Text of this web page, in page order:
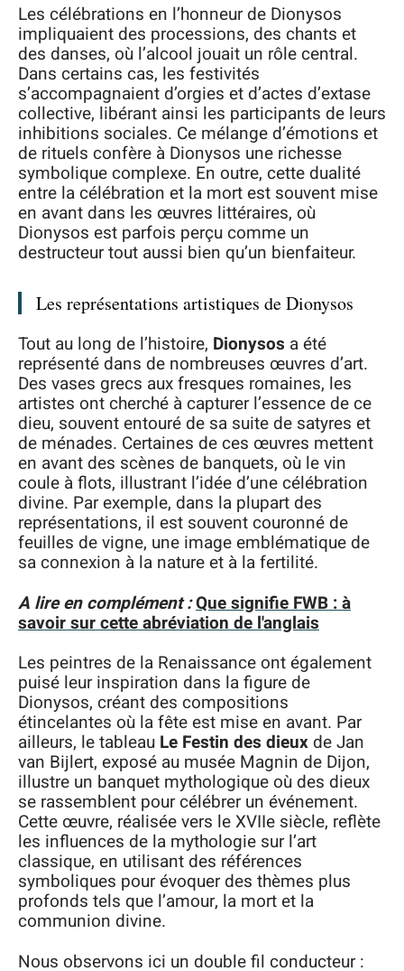
Les célébrations en l’honneur de Dionysos
impliquaient des processions, des chants et
des danses, où l’alcool jouait un rôle central.
Dans certains cas, les festivités
s’accompagnaient d’orgies et d’actes d’extase
collective, libérant ainsi les participants de leurs
inhibitions sociales. Ce mélange d’émotions et
de rituels confère à Dionysos une richesse
symbolique complexe. En outre, cette dualité
entre la célébration et la mort est souvent mise
en avant dans les œuvres littéraires, où
Dionysos est parfois perçu comme un
destructeur tout aussi bien qu’un bienfaiteur.
Les représentations artistiques de Dionysos
Tout au long de l’histoire, Dionysos a été
représenté dans de nombreuses œuvres d’art.
Des vases grecs aux fresques romaines, les
artistes ont cherché à capturer l’essence de ce
dieu, souvent entouré de sa suite de satyres et
de ménades. Certaines de ces œuvres mettent
en avant des scènes de banquets, où le vin
coule à flots, illustrant l’idée d’une célébration
divine. Par exemple, dans la plupart des
représentations, il est souvent couronné de
feuilles de vigne, une image emblématique de
sa connexion à la nature et à la fertilité.
A lire en complément :Que signifie FWB : à
savoir sur cette abréviation de l'anglais
Les peintres de la Renaissance ont également
puisé leur inspiration dans la figure de
Dionysos, créant des compositions
étincelantes où la fête est mise en avant. Par
ailleurs, le tableau Le Festin des dieux de Jan
van Bijlert, exposé au musée Magnin de Dijon,
illustre un banquet mythologique où des dieux
se rassemblent pour célébrer un événement.
Cette œuvre, réalisée vers le XVIIe siècle, reflète
les influences de la mythologie sur l’art
classique, en utilisant des références
symboliques pour évoquer des thèmes plus
profonds tels que l’amour, la mort et la
communion divine.
Nous observons ici un double fil conducteur :